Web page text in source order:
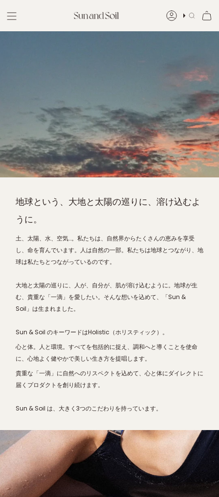
content
検
地球という、大地と太陽の巡りに、溶け込むよ
うに。
土、太陽、水、空気…。私たちは、自然界からたくさんの恵みを享受
し、命を育んでいます。人は自然の一部。私たちは地球とつながり、地
球は私たちとつながっているのです。
大地と太陽の巡りに、人が、自分が、肌が溶け込むように。地球が生
む、貴重な「一滴」を愛したい。そんな想いを込めて、「Sun &
Soil」は生まれました。
Sun & Soil のキーワードはHolistic（ホリスティック）。
心と体。人と環境。すべてを包括的に捉え、調和へと導くことを使命
に、心地よく健やかで美しい生き方を提唱します。
貴重な「一滴」に自然へのリスペクトを込めて、心と体にダイレクトに
届くプロダクトを創り続けます。
Sun & Soil は、大きく3つのこだわりを持っています。